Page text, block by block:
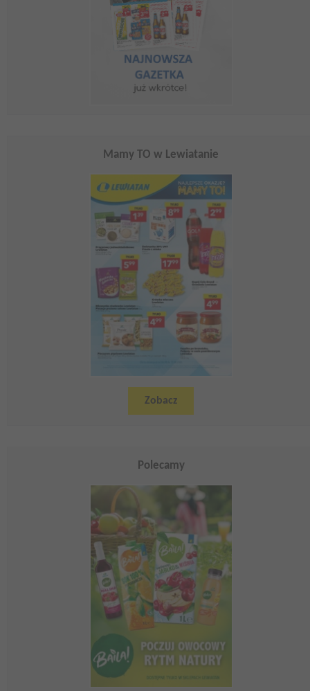
Mamy TO w Lewiatanie
Zobacz
Polecamy